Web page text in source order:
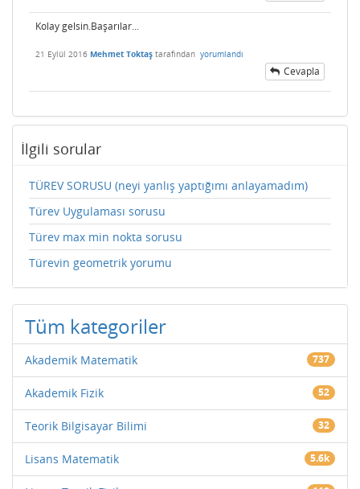
Kolay gelsin.Başarılar...
21 Eylül 2016 Mehmet Toktaş tarafından yorumlandı
Cevapla
İlgili sorular
TÜREV SORUSU (neyi yanlış yaptığımı anlayamadım)
Türev Uygulaması sorusu
Türev max min nokta sorusu
Türevin geometrik yorumu
Tüm kategoriler
Akademik Matematik 737
Akademik Fizik 52
Teorik Bilgisayar Bilimi 32
Lisans Matematik 5.6k